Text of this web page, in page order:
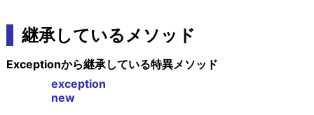
継承しているメソッド
Exceptionから継承している特異メソッド
exception
new